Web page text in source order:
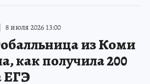
8 июля 2026 13:00
из Коми
как получила 200
ЕГЭ